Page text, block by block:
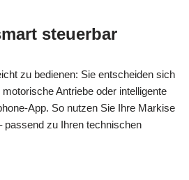
steuerbar
zu bedienen: Sie entscheiden sich
Antriebe oder intelligente
App. So nutzen Sie Ihre Markise
passend zu Ihren technischen